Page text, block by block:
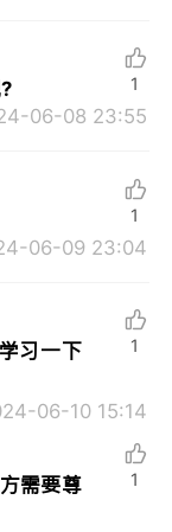
06-08 23:55
1
06-09 23:04
1
习一下
06-10 15:14
1
需要尊
1